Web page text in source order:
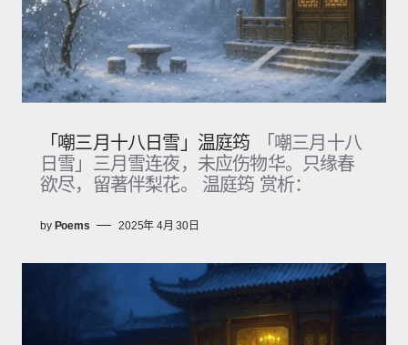
「嘲三月十八日雪」温庭筠
「嘲三月十八
日雪」三月雪连夜，未应伤物华。只缘春
欲尽，留著伴梨花。 温庭筠 赏析：
by Poems 2025年 4月 30日